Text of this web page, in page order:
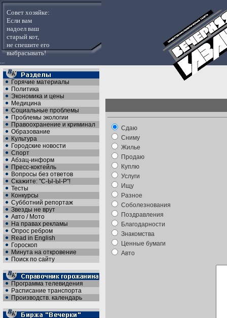
Совет хозяйке:
Если вам
надоел ваш
старый кот,
не спешите его
выбрасывать!
...
Горячие материалы
Политика
Экономика и цены
Медицина
Социальные проблемы
Проблемы экологии
Правоохранение и криминал
Образование
Культура
Городские новости
Спорт
Абзац-информ
Пресс-коктейль
Вопросы без ответов
Скажите: "С-Ы-Ы-Р"!
Тесты
Конкурсы
Субботний репортаж
Звезды не врут
Авто / Мото
На правах рекламы
Опрос ребром
Read in English
Гороскоп
Минута на откровение
Поиск по сайту
Программа телевидения
Расписание транспорта
Производств. календарь
Сдаю
Сниму
Жилье
Продаю
Куплю
Услуги
Ищу
Разное
Соболезнования
Поздравления
Благодарности
Знакомства
Ценные бумаги
Авто